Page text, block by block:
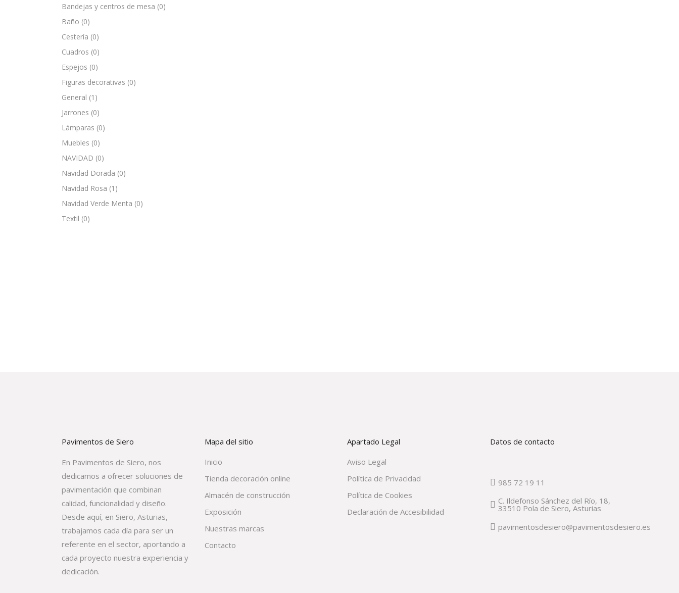
Bandejas y centros de mesa (0)
Baño (0)
Cestería (0)
Cuadros (0)
Espejos (0)
Figuras decorativas (0)
General (1)
Jarrones (0)
Lámparas (0)
Muebles (0)
NAVIDAD (0)
Navidad Dorada (0)
Navidad Rosa (1)
Navidad Verde Menta (0)
Textil (0)
Pavimentos de Siero
En Pavimentos de Siero, nos
dedicamos a ofrecer soluciones de
pavimentación que combinan
calidad, funcionalidad y diseño.
Desde aquí, en Siero, Asturias,
trabajamos cada día para ser un
referente en el sector, aportando a
cada proyecto nuestra experiencia y
dedicación.
Mapa del sitio
Inicio
Tienda decoración online
Almacén de construcción
Exposición
Nuestras marcas
Contacto
Apartado Legal
Aviso Legal
Política de Privacidad
Política de Cookies
Declaración de Accesibilidad
Datos de contacto
985 72 19 11
C. Ildefonso Sánchez del Río, 18,
33510 Pola de Siero, Asturias
pavimentosdesiero@pavimentosdesiero.es